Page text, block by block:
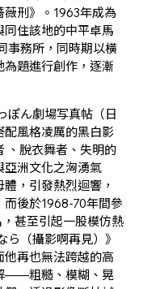
刑》。1963年成為
住該地的中平卓馬
事務所，同時期以橫
題進行創作，逐漸
ぽん劇場写真帖（日
風格凌厲的黑白影
、脫衣舞者、失明的
洲文化之洶湧氣
，引發熱烈迴響，
而後於1968-70年間參
甚至引起一股模仿熱
（攝影啊再見）》
再也無法跨越的高
——粗糙、模糊、晃